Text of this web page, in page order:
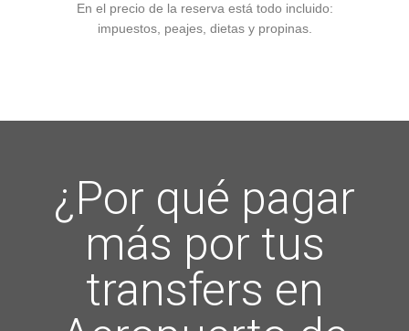
En el precio de la reserva está todo incluido:
impuestos, peajes, dietas y propinas.
¿Por qué pagar
más por tus
transfers en